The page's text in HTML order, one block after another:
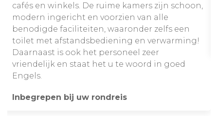
cafés en winkels. De ruime kamers zijn schoon,
modern ingericht en voorzien van alle
benodigde faciliteiten, waaronder zelfs een
toilet met afstandsbediening en verwarming!
Daarnaast is ook het personeel zeer
vriendelijk en staat het u te woord in goed
Engels.
Inbegrepen bij uw rondreis